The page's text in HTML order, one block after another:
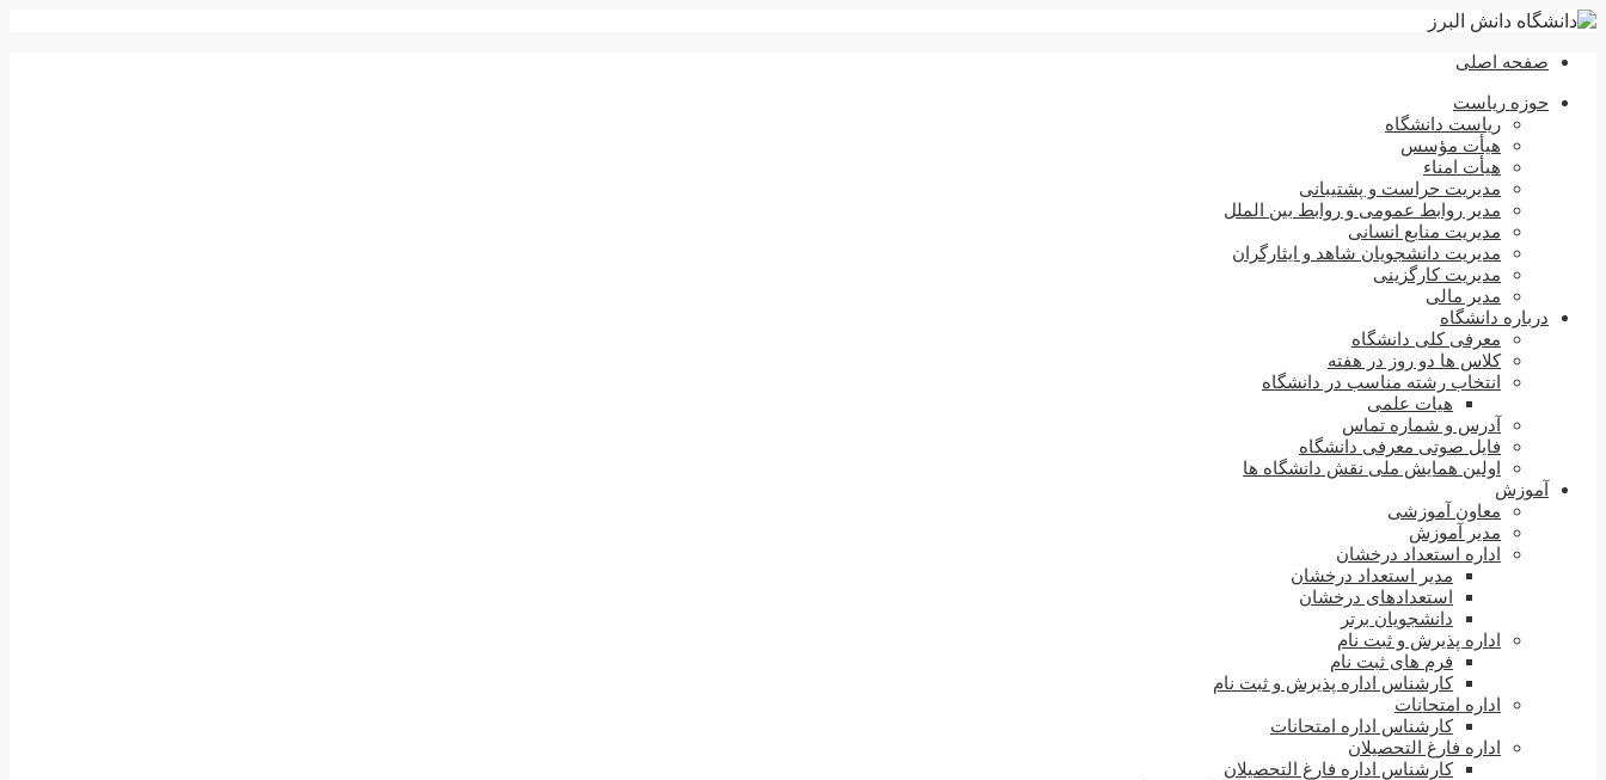
صفحه اصلی
حوزه ریاست
ریاست دانشگاه
هیأت مؤسس
هیأت امناء
مدیریت حراست و پشتیبانی
مدیر روابط عمومی و روابط بین الملل
مدیریت منابع انسانی
مدیریت دانشجویان شاهد و ایثارگران
مدیریت کارگزینی
مدیر مالی
درباره دانشگاه
معرفی کلی دانشگاه
کلاس ها دو روز در هفته
انتخاب رشته مناسب در دانشگاه
هیات علمی
آدرس و شماره تماس
فایل صوتی معرفی دانشگاه
اولین همایش ملی نقش دانشگاه ها
آموزش
معاون آموزشی
مدیر آموزش
اداره استعداد درخشان
مدیر استعداد درخشان
استعدادهای درخشان
دانشجویان برتر
اداره پذیرش و ثبت نام
فرم های ثبت نام
کارشناس اداره پذیرش و ثبت نام
اداره امتحانات
کارشناس اداره امتحانات
اداره فارغ التحصیلان
کارشناس اداره فارغ التحصیلان